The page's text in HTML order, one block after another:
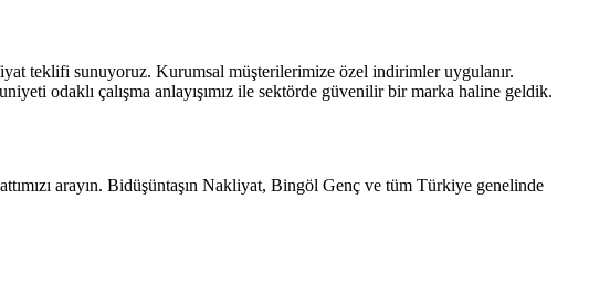
teklifi sunuyoruz. Kurumsal müşterilerimize özel indirimler uygulanır.
odaklı çalışma anlayışımız ile sektörde güvenilir bir marka haline geldik.
arayın. Bidüşüntaşın Nakliyat, Bingöl Genç ve tüm Türkiye genelinde